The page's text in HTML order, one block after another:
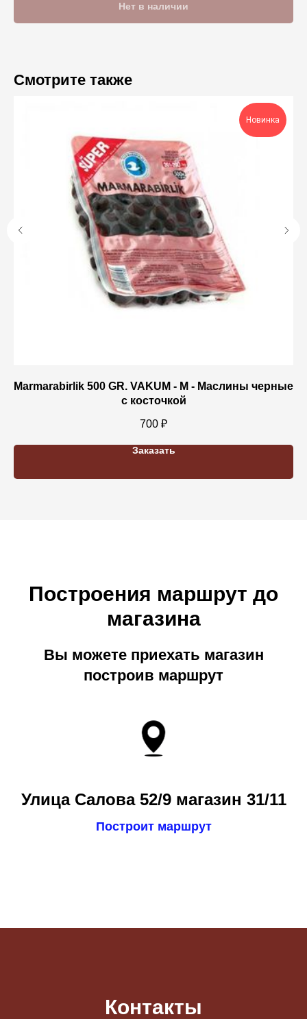
Нет в наличии
Смотрите также
Новинка
Marmarabirlik 500 GR. VAKUM - M - Маслины черные
с косточкой
700 ₽
Заказать
Построения маршрут до
магазина
Вы можете приехать магазин
построив маршрут
Улица Салова 52/9 магазин 31/11
Построит маршрут
Контакты